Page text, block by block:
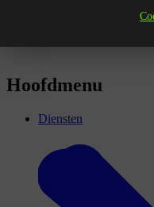
Hoofdmenu
Diensten